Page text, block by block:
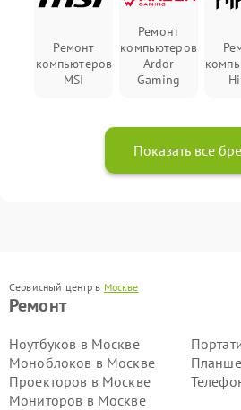
Ремонт
компьютеров
MSI
Ремонт
компьютеров
Ardor
Gaming
Показать все
Сервисный центр в Москве
Ремонт
Ноутбуков в Москве
Моноблоков в Москве
Проекторов в Москве
Мониторов в Москве